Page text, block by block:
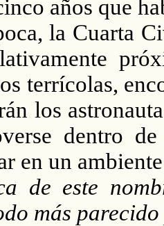
años que
la Cuarta
terrícolas,
los
dentro
en un
de este
más